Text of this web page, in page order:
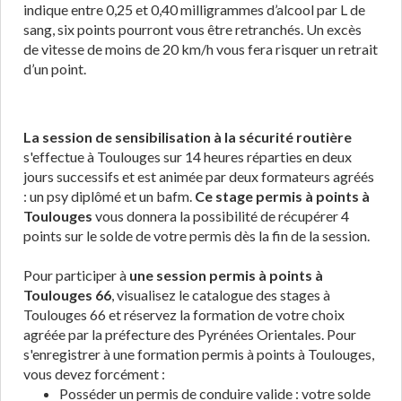
indique entre 0,25 et 0,40 milligrammes d’alcool par L de
sang, six points pourront vous être retranchés. Un excès
de vitesse de moins de 20 km/h vous fera risquer un retrait
d’un point.
La session de sensibilisation à la sécurité routière
s'effectue à Toulouges sur 14 heures réparties en deux
jours successifs et est animée par deux formateurs agréés
: un psy diplômé et un bafm. Ce stage permis à points à
Toulouges vous donnera la possibilité de récupérer 4
points sur le solde de votre permis dès la fin de la session.
Pour participer à une session permis à points à
Toulouges 66, visualisez le catalogue des stages à
Toulouges 66 et réservez la formation de votre choix
agréée par la préfecture des Pyrénées Orientales. Pour
s'enregistrer à une formation permis à points à Toulouges,
vous devez forcément :
Posséder un permis de conduire valide : votre solde